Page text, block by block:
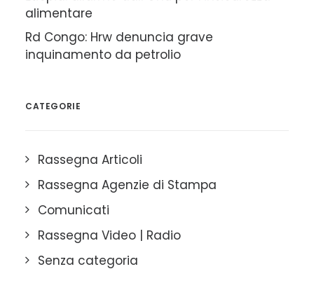
alimentare
Rd Congo: Hrw denuncia grave
inquinamento da petrolio
CATEGORIE
Rassegna Articoli
Rassegna Agenzie di Stampa
Comunicati
Rassegna Video | Radio
Senza categoria